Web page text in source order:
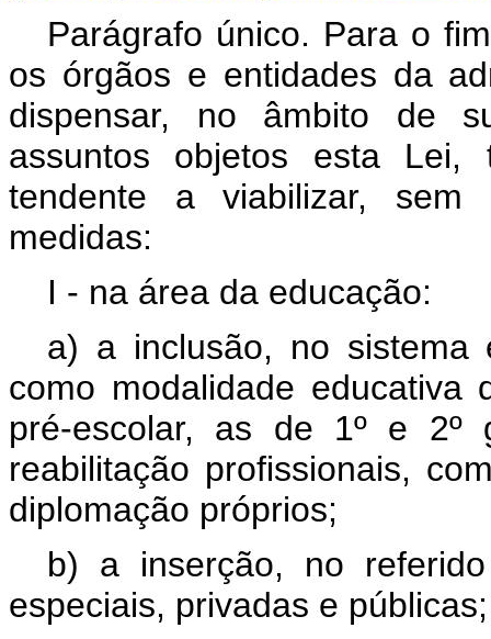
Parágrafo único. Para o
os órgãos e entidades da
dispensar, no âmbito de
assuntos objetos esta Lei,
tendente a viabilizar,
medidas:
I - na área da educação:
a) a inclusão, no sistema
como modalidade educativa
pré-escolar, as de 1º e 2º
reabilitação profissionais,
diplomação próprios;
b) a inserção, no
especiais, privadas e públicas;